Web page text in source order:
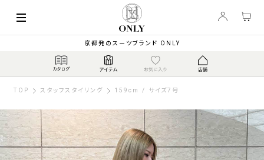
京都発のスーツブランド ONLY
TOP スタッフスタイリング 159cm / サイズ7号